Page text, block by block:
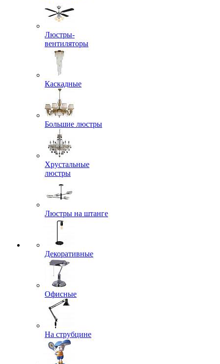
Люстры-
вентиляторы
Каскадные
Большие люстры
Хрустальные
люстры
Люстры на штанге
Декоративные
Офисные
На струбцине